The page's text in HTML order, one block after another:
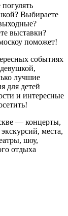
Выбираете
выставки?
поможет!
событиях
лучшие
для детей
и интересные
— концерты,
места,
шоу,
отдыха